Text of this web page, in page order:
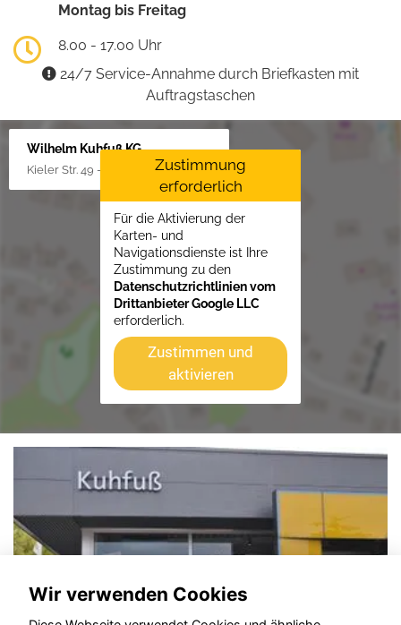
Montag bis Freitag
8.00 - 17.00 Uhr
24/7 Service-Annahme durch Briefkasten mit
Auftragstaschen
Wilhelm Kuhfuß KG
Kieler Str. 49 - 51, 25451 Quickborn
Zustimmung
erforderlich
Für die Aktivierung der
Karten- und
Navigationsdienste ist Ihre
Zustimmung zu den
Datenschutzrichtlinien vom
Drittanbieter Google LLC
erforderlich.
Zustimmen und
aktivieren
Wir verwenden Cookies